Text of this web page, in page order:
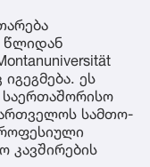
წლიდან
ეს
სამთო-
კავშირების